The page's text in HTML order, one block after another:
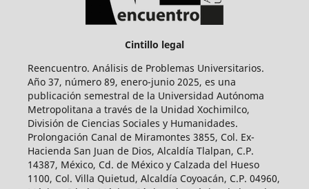
Cintillo legal
Reencuentro. Análisis de Problemas Universitarios.
Año 37, número 89, enero-junio 2025, es una
publicación semestral de la Universidad Autónoma
Metropolitana a través de la Unidad Xochimilco,
División de Ciencias Sociales y Humanidades.
Prolongación Canal de Miramontes 3855, Col. Ex-
Hacienda San Juan de Dios, Alcaldía Tlalpan, C.P.
14387, México, Cd. de México y Calzada del Hueso
1100, Col. Villa Quietud, Alcaldía Coyoacán, C.P. 04960,